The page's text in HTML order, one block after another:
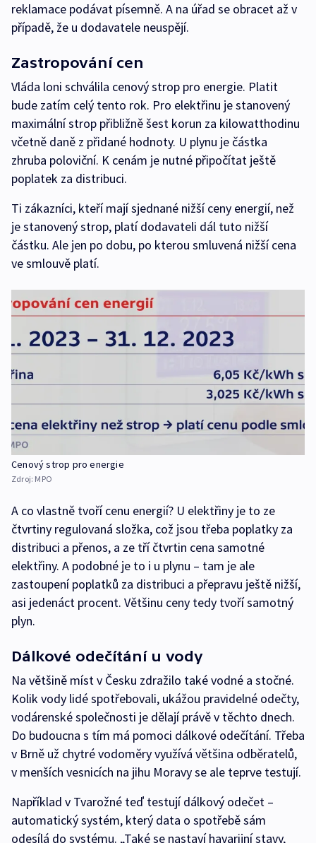
reklamace podávat písemně. A na úřad se obracet až v
případě, že u dodavatele neuspějí.
Zastropování cen
Vláda loni schválila cenový strop pro energie. Platit
bude zatím celý tento rok. Pro elektřinu je stanovený
maximální strop přibližně šest korun za kilowatthodinu
včetně daně z přidané hodnoty. U plynu je částka
zhruba poloviční. K cenám je nutné připočítat ještě
poplatek za distribuci.
Ti zákazníci, kteří mají sjednané nižší ceny energií, než
je stanovený strop, platí dodavateli dál tuto nižší
částku. Ale jen po dobu, po kterou smluvená nižší cena
ve smlouvě platí.
Cenový strop pro energie
Zdroj: MPO
A co vlastně tvoří cenu energií? U elektřiny je to ze
čtvrtiny regulovaná složka, což jsou třeba poplatky za
distribuci a přenos, a ze tří čtvrtin cena samotné
elektřiny. A podobné je to i u plynu – tam je ale
zastoupení poplatků za distribuci a přepravu ještě nižší,
asi jedenáct procent. Většinu ceny tedy tvoří samotný
plyn.
Dálkové odečítání u vody
Na většině míst v Česku zdražilo také vodné a stočné.
Kolik vody lidé spotřebovali, ukážou pravidelné odečty,
vodárenské společnosti je dělají právě v těchto dnech.
Do budoucna s tím má pomoci dálkové odečítání. Třeba
v Brně už chytré vodoměry využívá většina odběratelů,
v menších vesnicích na jihu Moravy se ale teprve testují.
Například v Tvarožné teď testují dálkový odečet –
automatický systém, který data o spotřebě sám
odesílá do systému. „Také se nastaví havarijní stavy,